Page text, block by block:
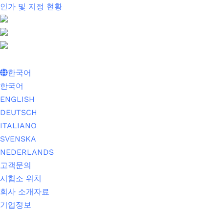
인가 및 지정 현황
한국어
한국어
ENGLISH
DEUTSCH
ITALIANO
SVENSKA
NEDERLANDS
고객문의
시험소 위치
회사 소개자료
기업정보